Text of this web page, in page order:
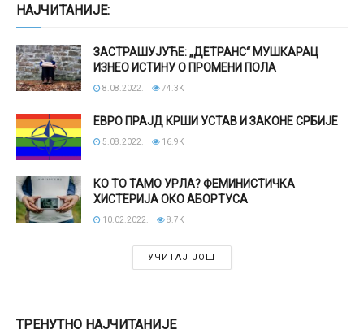
НАЈЧИТАНИЈЕ:
ЗАСТРАШУЈУЋЕ: „ДЕТРАНС“ МУШКАРАЦ
ИЗНЕО ИСТИНУ О ПРОМЕНИ ПОЛА
8.08.2022. 74.3K
ЕВРО ПРАЈД КРШИ УСТАВ И ЗАКОНЕ СРБИЈЕ
5.08.2022. 16.9K
КО ТО ТАМО УРЛА? ФЕМИНИСТИЧКА
ХИСТЕРИЈА ОКО АБОРТУСА
10.02.2022. 8.7K
УЧИТАЈ ЈОШ
ТРЕНУТНО НАЈЧИТАНИЈЕ